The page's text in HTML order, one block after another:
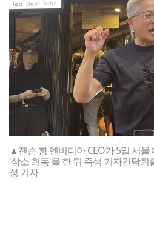
▲젠슨 황 엔비디아 CEO가 5일 서
'삼소 회동'을 한 뒤 즉석 기자간담회
성 기자